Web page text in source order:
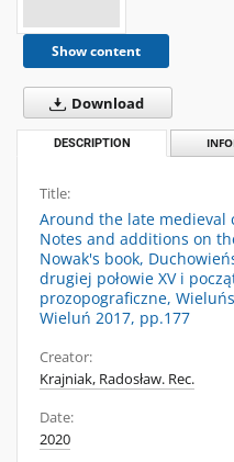
Show content
Download
DESCRIPTION
Title:
Around the late medieval
Notes and additions on
Nowak's book,
drugiej połowie XV i
prozopograficzne,
Wieluń 2017, pp.177
Creator:
Krajniak, Radosław. Rec.
Date:
2020